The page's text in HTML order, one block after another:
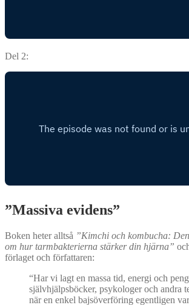
Del 2:
”Massiva evidens”
Boken heter alltså ”Kimchi och kombucha:
om hur tarmbakterierna stärker din hjärna”
förlaget och författaren:
“Har vi lagt en massa tid, energi och
självhjälpsböcker, psykologer och andra
när en enkel bajsöverföring egentligen